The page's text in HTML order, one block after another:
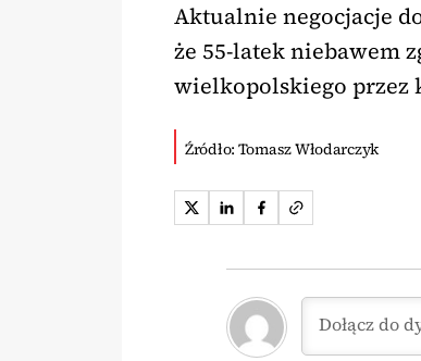
Aktualnie negocjacje
że 55-latek niebawem
wielkopolskiego przez
Źródło: Tomasz Włodarczyk